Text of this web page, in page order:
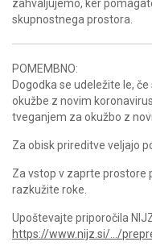
zahvaljujemo, ker
skupnostnega prostora.
POMEMBNO:
Dogodka se udeležite le,
okužbe z novim
tveganjem za okužbo z
Za obisk prireditve veljajo
Za vstop v zaprte prostore
razkužite roke.
Upoštevajte priporočila
https://www.nijz.si/…/